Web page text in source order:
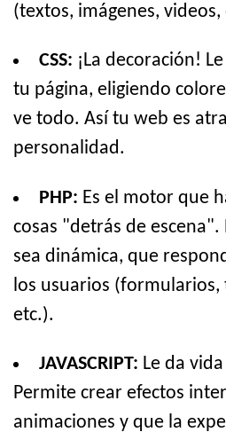
(textos, imágenes, videos,
CSS: ¡La decoración!
tu página, eligiendo
ve todo. Así tu web es
personalidad.
PHP: Es el motor que
cosas "detrás de
sea dinámica, que
los usuarios (formularios,
etc.).
JAVASCRIPT: Le da
Permite crear efectos
animaciones y que la